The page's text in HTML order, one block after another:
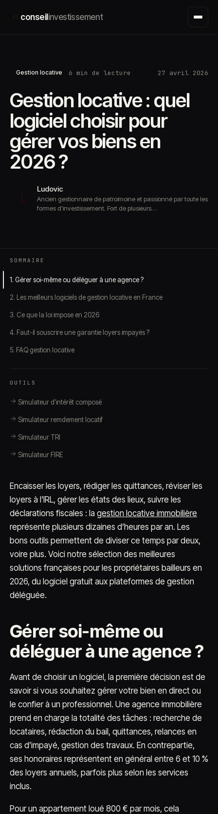
conseilinvestissement
Gestion locative 6 min de lecture 27 avril 2026
Gestion locative : quel
logiciel choisir pour
gérer vos biens en
2026 ?
L
Ludovic
Ancien gestionnaire de patroimoine et passionné par toute les
formes d'investissement. Fort de plusieurs…
SOMMAIRE
1. Gérer soi-même ou déléguer à une agence ?
2. Les meilleurs logiciels de gestion locative en France
3. Ce que la loi impose en 2026
4. Faut-il souscrire une garantie loyers impayés ?
5. FAQ gestion locative
OUTILS
Simulateur d'intérêt composé
Simulateur remdement locatif
Simulateur TRI
Simulateur FIRE
Encaisser les loyers, rédiger les quittances, réviser les
loyers à l’IRL, gérer les états des lieux, suivre les
déclarations fiscales : la gestion locative immobilière
représente plusieurs dizaines d’heures par an. Les
bons outils permettent de diviser ce temps par deux,
voire plus. Voici notre sélection des meilleures
solutions françaises pour les propriétaires bailleurs en
2026, du logiciel gratuit aux plateformes de gestion
déléguée.
Gérer soi-même ou
déléguer à une agence ?
Avant de choisir un logiciel, la première décision est de
savoir si vous souhaitez gérer votre bien en direct ou
le confier à un professionnel. Une agence immobilière
prend en charge la totalité des tâches : recherche de
locataires, rédaction du bail, quittances, relances en
cas d’impayé, gestion des travaux. En contrepartie,
ses honoraires représentent en général entre 6 et 10 %
des loyers annuels, parfois plus selon les services
inclus.
Pour un appartement loué 800 € par mois, cela